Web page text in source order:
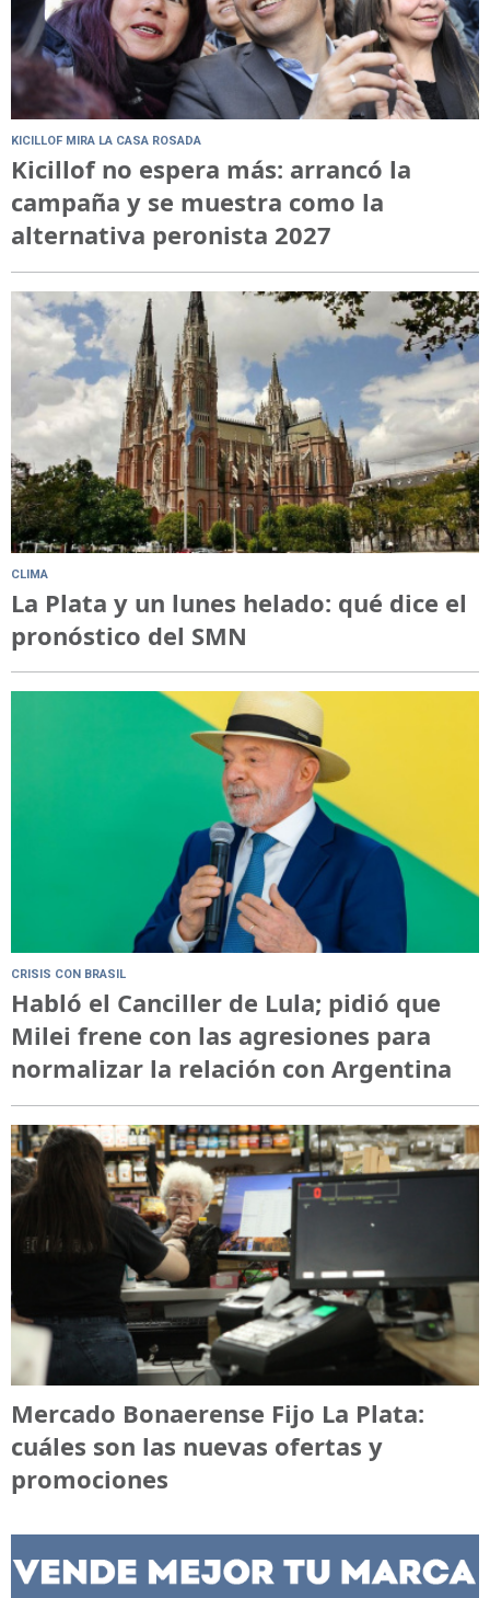
KICILLOF MIRA LA CASA ROSADA
Kicillof no espera más: arrancó la
campaña y se muestra como la
alternativa peronista 2027
CLIMA
La Plata y un lunes helado: qué dice el
pronóstico del SMN
CRISIS CON BRASIL
Habló el Canciller de Lula; pidió que
Milei frene con las agresiones para
normalizar la relación con Argentina
Mercado Bonaerense Fijo La Plata:
cuáles son las nuevas ofertas y
promociones